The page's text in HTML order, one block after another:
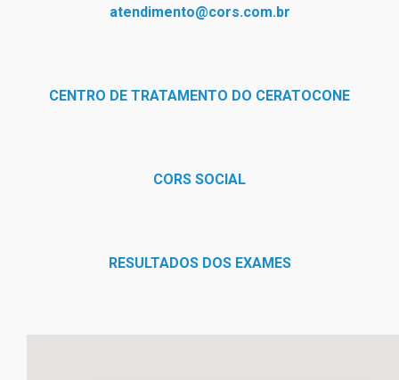
atendimento@cors.com.br
CENTRO DE TRATAMENTO DO CERATOCONE
CORS SOCIAL
RESULTADOS DOS EXAMES